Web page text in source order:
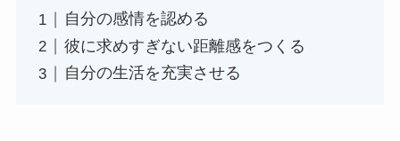
自分の感情を認める
彼に求めすぎない距離感をつくる
自分の生活を充実させる